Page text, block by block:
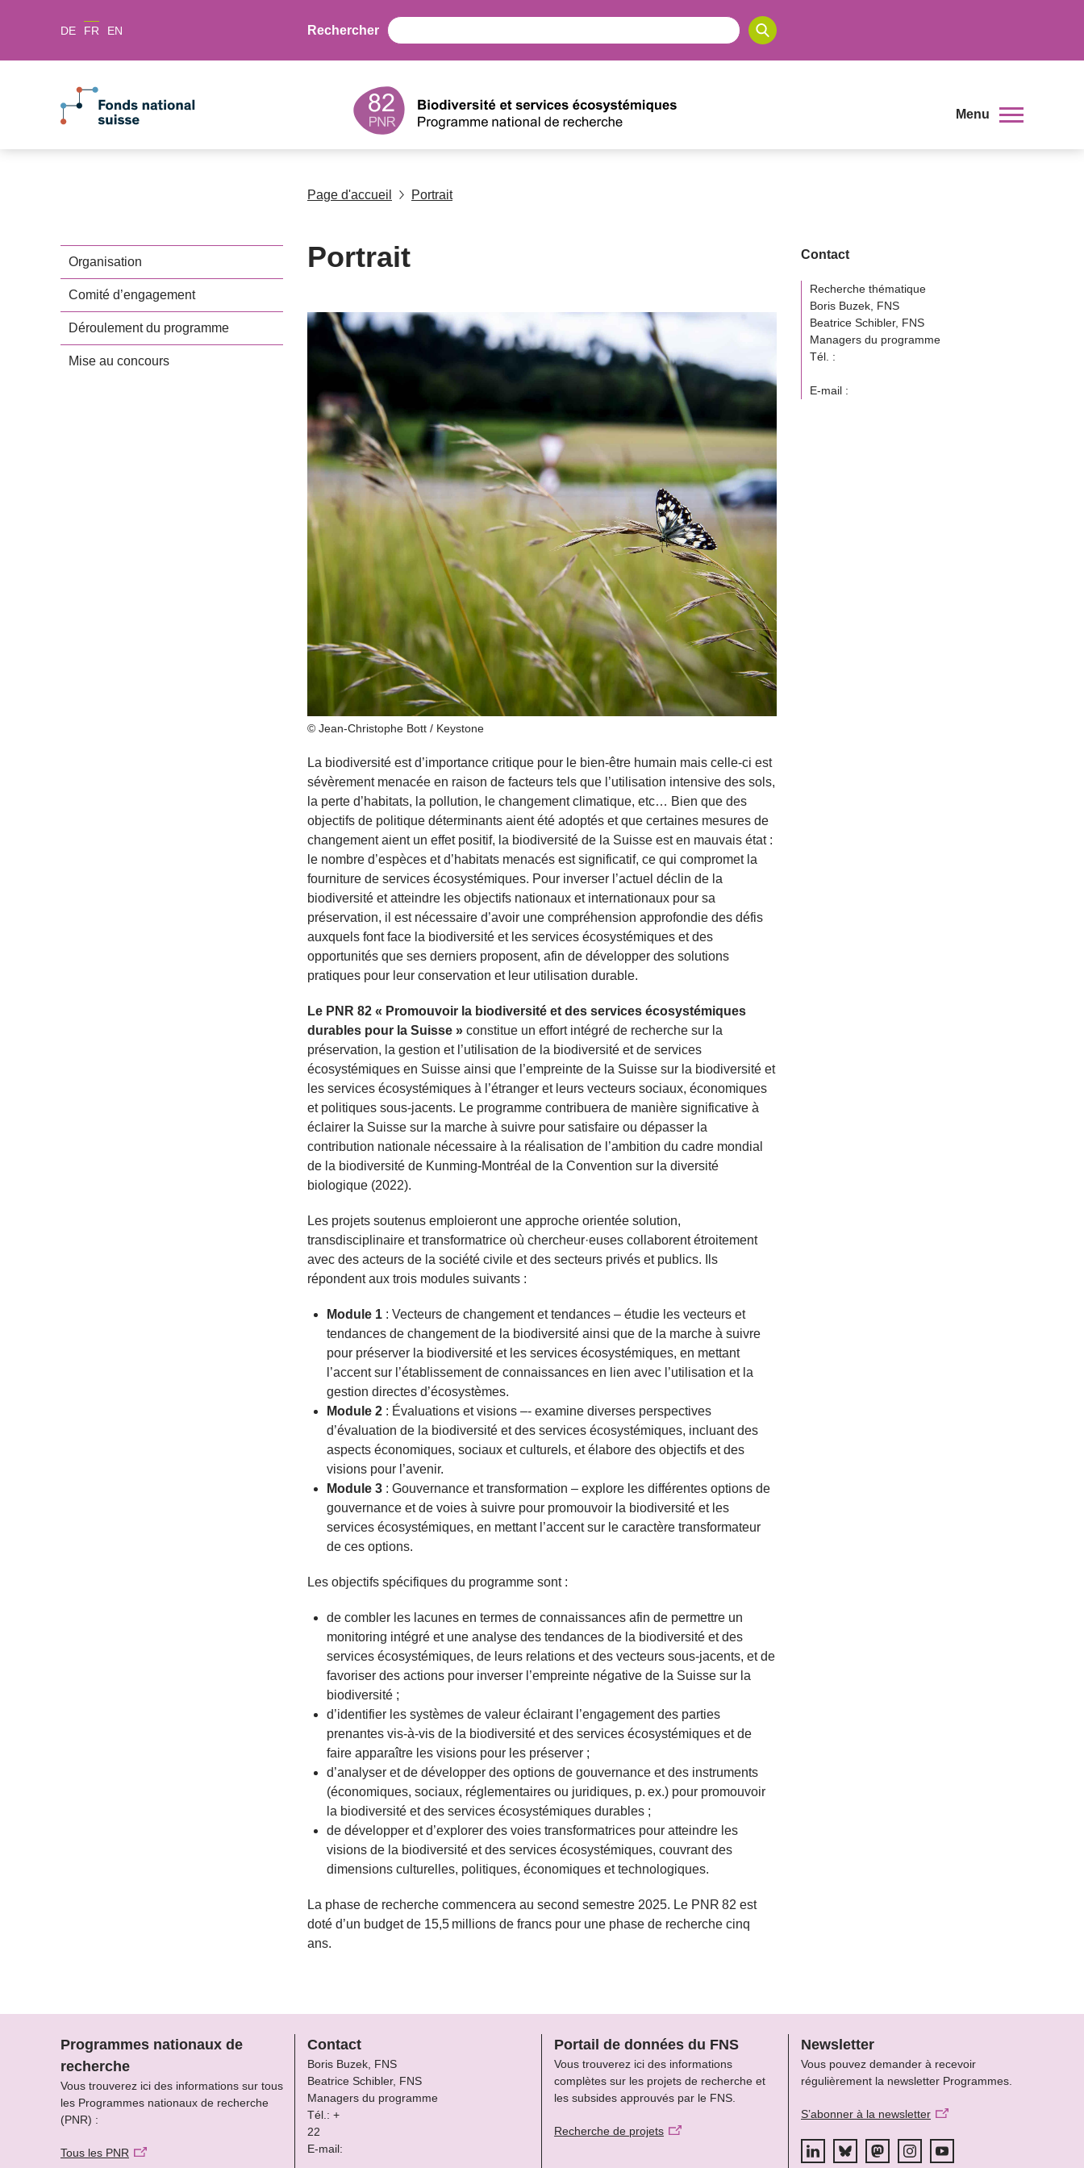
DE FR EN Rechercher
Menu
Page d'accueil Portrait
Organisation
Comité d’engagement
Déroulement du programme
Mise au concours
Portrait
© Jean-Christophe Bott / Keystone
La biodiversité est d’importance critique pour le bien-être humain mais celle-ci est
sévèrement menacée en raison de facteurs tels que l’utilisation intensive des sols,
la perte d’habitats, la pollution, le changement climatique, etc… Bien que des
objectifs de politique déterminants aient été adoptés et que certaines mesures de
changement aient un effet positif, la biodiversité de la Suisse est en mauvais état :
le nombre d’espèces et d’habitats menacés est significatif, ce qui compromet la
fourniture de services écosystémiques. Pour inverser l’actuel déclin de la
biodiversité et atteindre les objectifs nationaux et internationaux pour sa
préservation, il est nécessaire d’avoir une compréhension approfondie des défis
auxquels font face la biodiversité et les services écosystémiques et des
opportunités que ses derniers proposent, afin de développer des solutions
pratiques pour leur conservation et leur utilisation durable.
Le PNR 82 « Promouvoir la biodiversité et des services écosystémiques
durables pour la Suisse » constitue un effort intégré de recherche sur la
préservation, la gestion et l’utilisation de la biodiversité et de services
écosystémiques en Suisse ainsi que l’empreinte de la Suisse sur la biodiversité et
les services écosystémiques à l’étranger et leurs vecteurs sociaux, économiques
et politiques sous-jacents. Le programme contribuera de manière significative à
éclairer la Suisse sur la marche à suivre pour satisfaire ou dépasser la
contribution nationale nécessaire à la réalisation de l’ambition du cadre mondial
de la biodiversité de Kunming-Montréal de la Convention sur la diversité
biologique (2022).
Les projets soutenus emploieront une approche orientée solution,
transdisciplinaire et transformatrice où chercheur·euses collaborent étroitement
avec des acteurs de la société civile et des secteurs privés et publics. Ils
répondent aux trois modules suivants :
Module 1 : Vecteurs de changement et tendances – étudie les vecteurs et
tendances de changement de la biodiversité ainsi que de la marche à suivre
pour préserver la biodiversité et les services écosystémiques, en mettant
l’accent sur l’établissement de connaissances en lien avec l’utilisation et la
gestion directes d’écosystèmes.
Module 2 : Évaluations et visions –- examine diverses perspectives
d’évaluation de la biodiversité et des services écosystémiques, incluant des
aspects économiques, sociaux et culturels, et élabore des objectifs et des
visions pour l’avenir.
Module 3 : Gouvernance et transformation – explore les différentes options de
gouvernance et de voies à suivre pour promouvoir la biodiversité et les
services écosystémiques, en mettant l’accent sur le caractère transformateur
de ces options.
Les objectifs spécifiques du programme sont :
de combler les lacunes en termes de connaissances afin de permettre un
monitoring intégré et une analyse des tendances de la biodiversité et des
services écosystémiques, de leurs relations et des vecteurs sous-jacents, et de
favoriser des actions pour inverser l’empreinte négative de la Suisse sur la
biodiversité ;
d’identifier les systèmes de valeur éclairant l’engagement des parties
prenantes vis-à-vis de la biodiversité et des services écosystémiques et de
faire apparaître les visions pour les préserver ;
d’analyser et de développer des options de gouvernance et des instruments
(économiques, sociaux, réglementaires ou juridiques, p. ex.) pour promouvoir
la biodiversité et des services écosystémiques durables ;
de développer et d’explorer des voies transformatrices pour atteindre les
visions de la biodiversité et des services écosystémiques, couvrant des
dimensions culturelles, politiques, économiques et technologiques.
La phase de recherche commencera au second semestre 2025. Le PNR 82 est
doté d’un budget de 15,5 millions de francs pour une phase de recherche cinq
ans.
Contact
Recherche thématique
Boris Buzek, FNS
Beatrice Schibler, FNS
Managers du programme
Tél. :
E-mail :
Programmes nationaux de
recherche
Vous trouverez ici des informations sur tous
les Programmes nationaux de recherche
(PNR) :
Tous les PNR
Contact
Boris Buzek, FNS
Beatrice Schibler, FNS
Managers du programme
Tél.: +
22
E-mail:
Portail de données du FNS
Vous trouverez ici des informations
complètes sur les projets de recherche et
les subsides approuvés par le FNS.
Recherche de projets
Newsletter
Vous pouvez demander à recevoir
régulièrement la newsletter Programmes.
S’abonner à la newsletter